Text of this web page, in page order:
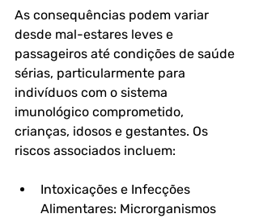
As consequências podem variar
desde mal-estares leves e
passageiros até condições de saúde
sérias, particularmente para
indivíduos com o sistema
imunológico comprometido,
crianças, idosos e gestantes. Os
riscos associados incluem:
Intoxicações e Infecções
Alimentares: Microrganismos